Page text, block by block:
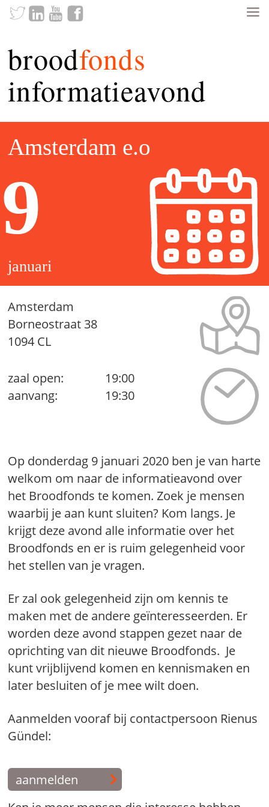
broodfonds
informatieavond
Amsterdam e.o
9
januari
Amsterdam
Borneostraat 38
1094 CL
zaal open:
19:00
aanvang:
19:30
Op donderdag 9 januari 2020 ben je van harte
welkom om naar de informatieavond over
het Broodfonds te komen. Zoek je mensen
waarbij je aan kunt sluiten? Kom langs. Je
krijgt deze avond alle informatie over het
Broodfonds en er is ruim gelegenheid voor
het stellen van je vragen.
Er zal ook gelegenheid zijn om kennis te
maken met de andere geïnteresseerden. Er
worden deze avond stappen gezet naar de
oprichting van dit nieuwe Broodfonds. Je
kunt vrijblijvend komen en kennismaken en
later besluiten of je mee wilt doen.
Aanmelden vooraf bij contactpersoon Rienus
Gündel:
aanmelden